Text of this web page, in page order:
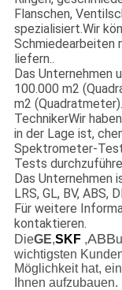
Flanschen,
spezialisiert.Wir
Schmiedearbeiten
liefern..
Das Unternehmen
100.000 m2
m2
TechnikerWir
in der Lage ist,
Spektrometer-
Tests
Das Unternehmen
LRS, GL, BV, ABS,
Für weitere
kontaktieren.
DieGE,SKF ,ABB
wichtigsten
Möglichkeit hat,
Ihnen